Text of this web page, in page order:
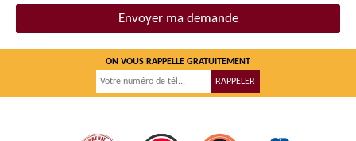
ON VOUS RAPPELLE GRATUITEMENT